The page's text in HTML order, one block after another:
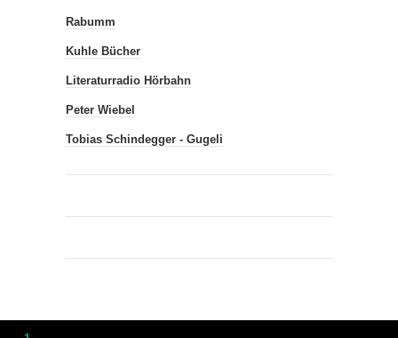
Rabumm
Kuhle Bücher
Literaturradio Hörbahn
Peter Wiebel
Tobias Schindegger - Gugeli